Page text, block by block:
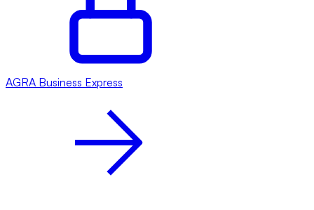
AGRA Business Express